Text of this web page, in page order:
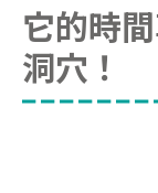
它的時
洞穴！